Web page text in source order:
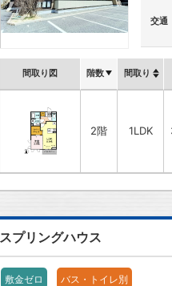
交通
間取り図 階数 間取り
2階 1LDK
スプリングハウス
敷金ゼロ バス・トイレ別